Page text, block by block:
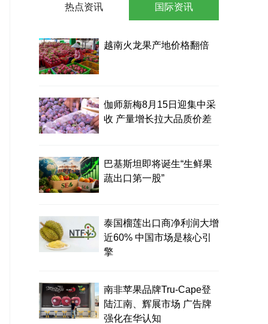
热点资讯
越南火龙果产地价格翻倍
伽师新梅8月15日迎集中采
收 产量增长拉大品质价差
巴基斯坦即将诞生“生鲜果
蔬出口第一股”
泰国榴莲出口商净利润大增
近60% 中国市场是核心引
擎
南非苹果品牌Tru-Cape登
陆江南、辉展市场 广告牌
强化在华认知
国际资讯